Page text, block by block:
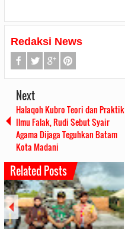
Redaksi News
Next
Halaqoh Kubro Teori dan Praktik
Ilmu Falak, Rudi Sebut Syair
Agama Dijaga Teguhkan Batam
Kota Madani
Related Posts